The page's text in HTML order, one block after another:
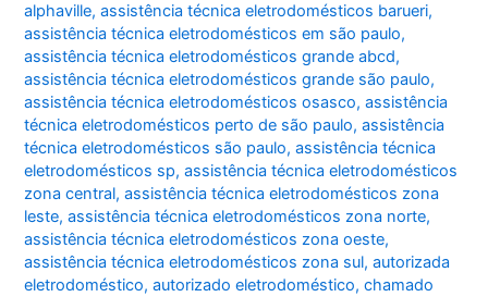
alphaville,assistência técnica eletrodomésticos barueri,
assistência técnica eletrodomésticos em são paulo,
assistência técnica eletrodomésticos grande abcd,
assistência técnica eletrodomésticos grande são paulo,
assistência técnica eletrodomésticos osasco,assistência
técnica eletrodomésticos perto de são paulo,assistência
técnica eletrodomésticos são paulo,assistência técnica
eletrodomésticos sp,assistência técnica eletrodomésticos
zona central,assistência técnica eletrodomésticos zona
leste,assistência técnica eletrodomésticos zona norte,
assistência técnica eletrodomésticos zona oeste,
assistência técnica eletrodomésticos zona sul,autorizada
eletrodoméstico,autorizado eletrodoméstico,chamado